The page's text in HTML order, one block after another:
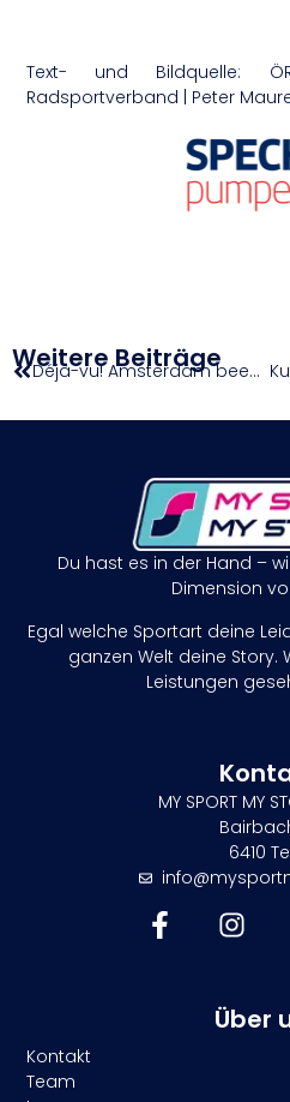
Text- und Bildquelle:
Radsportverband | Peter
Weitere Beiträge Déjà-vu! Amsterdam beendet Traum von Vienna-Heimsieg
Du hast es in der Hand –
Dimension
Egal welche Sportart deine
ganzen Welt deine Story.
Leistungen
MY SPORT MY
6410
Über
Kontakt
Team